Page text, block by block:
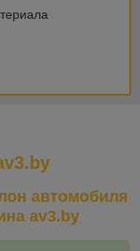
автомобиля
av3.by